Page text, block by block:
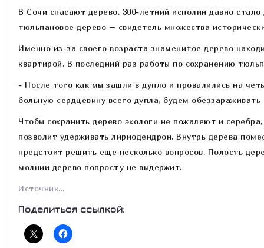
В Сочи спасают дерево. 300-летний исполин давно
тюльпановое дерево – свидетель множества
Именно из-за своего возраста знаменитое дерево
квартирой. В последний раз работы по сохранению
- После того как мы зашли в дупло и провалились на
больную сердцевину всего дупла, будем
Чтобы сохранить дерево экологи не пожалеют и
позволит удерживать лириодендрон. Внутрь дерева
предстоит решить еще несколько вопросов. Полость
молнии дерево попросту не выдержит.
Источник...
Поделиться ссылкой: